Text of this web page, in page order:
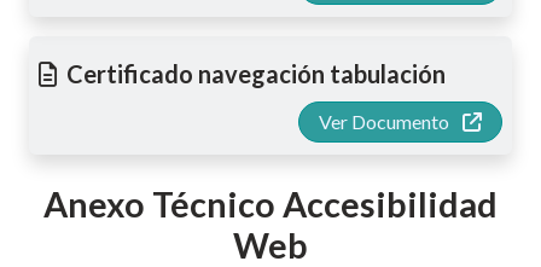
Certificado navegación tabulación
Ver Documento
Anexo Técnico Accesibilidad
Web